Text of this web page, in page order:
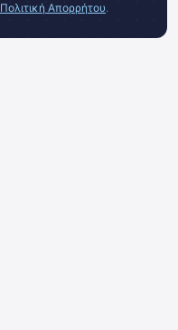
Πολιτική Απορρήτου.